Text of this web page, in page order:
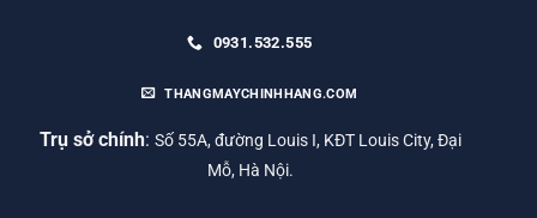
0931.532.555
THANGMAYCHINHHANG.COM
Trụ sở chính: Số 55A, đường Louis I, KĐT Louis City, Đại
Mỗ, Hà Nội.